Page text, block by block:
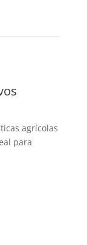
agrícolas
para